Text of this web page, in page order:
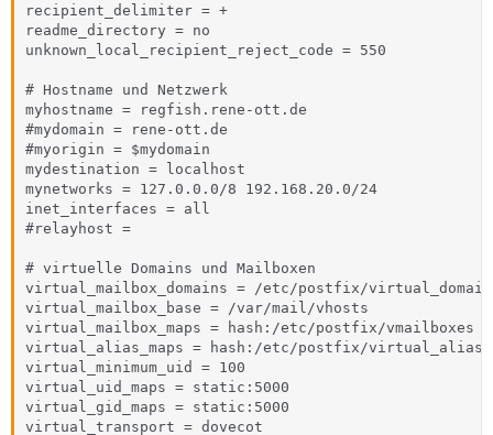
recipient_delimiter = +
readme_directory = no
unknown_local_recipient_reject_code = 550
# Hostname und Netzwerk
myhostname = regfish.rene-ott.de
#mydomain = rene-ott.de
#myorigin = $mydomain
mydestination = localhost
mynetworks = 127.0.0.0/8 192.168.20.0/24
inet_interfaces = all
#relayhost =
# virtuelle Domains und Mailboxen
virtual_mailbox_domains = /etc/postfix/
virtual_mailbox_base = /var/mail/vhosts
virtual_mailbox_maps = hash:/etc/postfix/vmailboxes
virtual_alias_maps = hash:/etc/postfix/
virtual_minimum_uid = 100
virtual_uid_maps = static:5000
virtual_gid_maps = static:5000
virtual_transport = dovecot